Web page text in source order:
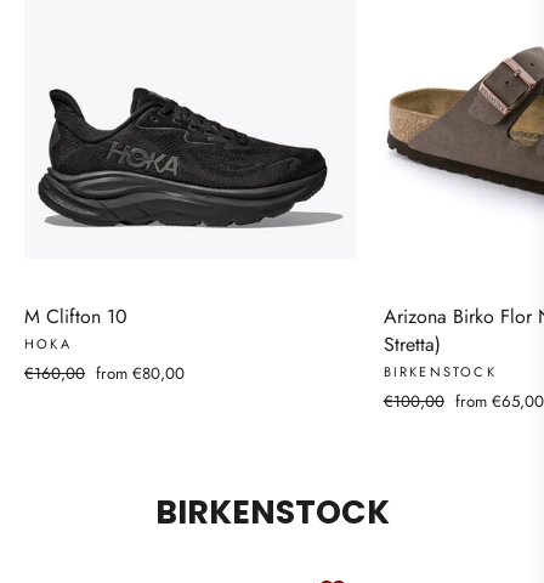
M Clifton 10
HOKA
Regular
€160,00 Sale
from €80,00
Arizona Birko Flor
Stretta)
BIRKENSTOCK
Regular
€100,00 Sale
from €65,00
BIRKENSTOCK